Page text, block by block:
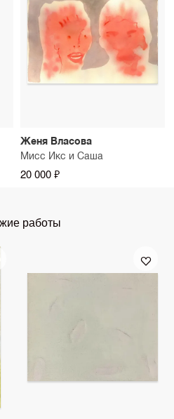
Женя Власова
Мисс Икс и Саша
20 000 ₽
работы